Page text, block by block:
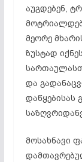
აუგდებენ,
მეორე
ზუსტად
და
მოსახნავი